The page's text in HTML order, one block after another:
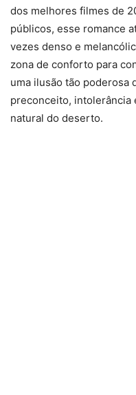
dos melhores filmes de
públicos, esse romance
vezes denso e
zona de conforto para
uma ilusão tão poderosa
preconceito, intolerância
natural do deserto.